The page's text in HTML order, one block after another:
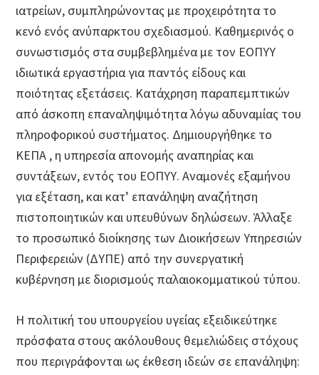
ιατρείων, συμπληρώνοντας με προχειρότητα το
κενό ενός ανύπαρκτου σχεδιασμού. Καθημερινός ο
συνωστισμός στα συμβεβλημένα με τον ΕΟΠΥΥ
ιδιωτικά εργαστήρια για παντός είδους και
ποιότητας εξετάσεις. Κατάχρηση παραπεμπτικών
από άσκοπη επαναληψιμότητα λόγω αδυναμίας του
πληροφορικού συστήματος. Δημιουργήθηκε το
ΚΕΠΑ , η υπηρεσία απονομής αναπηρίας και
συντάξεων, εντός του ΕΟΠΥΥ. Αναμονές εξαμήνου
για εξέταση, και κατʼ επανάληψη αναζήτηση
πιστοποιητικών και υπευθύνων δηλώσεων. Άλλαξε
το προσωπικό διοίκησης των Διοικήσεων Υπηρεσιών
Περιφερειών (ΔΥΠΕ) από την συνεργατική
κυβέρνηση με διορισμούς παλαιοκομματικού τύπου.
Η πολιτική του υπουργείου υγείας εξειδικεύτηκε
πρόσφατα στους ακόλουθους θεμελιώδεις στόχους
που περιγράφονται ως έκθεση ιδεών σε επανάληψη: